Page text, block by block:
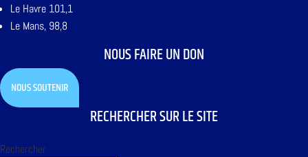
Le Havre 101,1
Le Mans, 98,8
NOUS FAIRE UN DON
NOUS SOUTENIR
RECHERCHER SUR LE SITE
Rechercher